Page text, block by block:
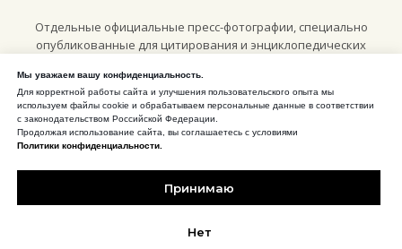
Мы уважаем вашу конфиденциальность.
Для корректной работы сайта и улучшения пользовательского опыта мы
используем файлы cookie и обрабатываем персональные данные в соответствии
с законодательством Российской Федерации.
Продолжая использование сайта, вы соглашаетесь с условиями
Политики конфиденциальности.
Принимаю
Нет
Отдельные официальные пресс-фотографии, специально
опубликованные для цитирования и энциклопедических
Attribution-ShareAlike 4.0 International (CC BY-SA 4.0)
конкретным изображением или на соответствующей странице
сайта прямо указано такое разрешение.
CC BY-SA 4.0 для отмеченных пресс-материалов
Нарушение исключительных прав преследуется в соответствии с
Гражданского кодекса Российской Федерации.